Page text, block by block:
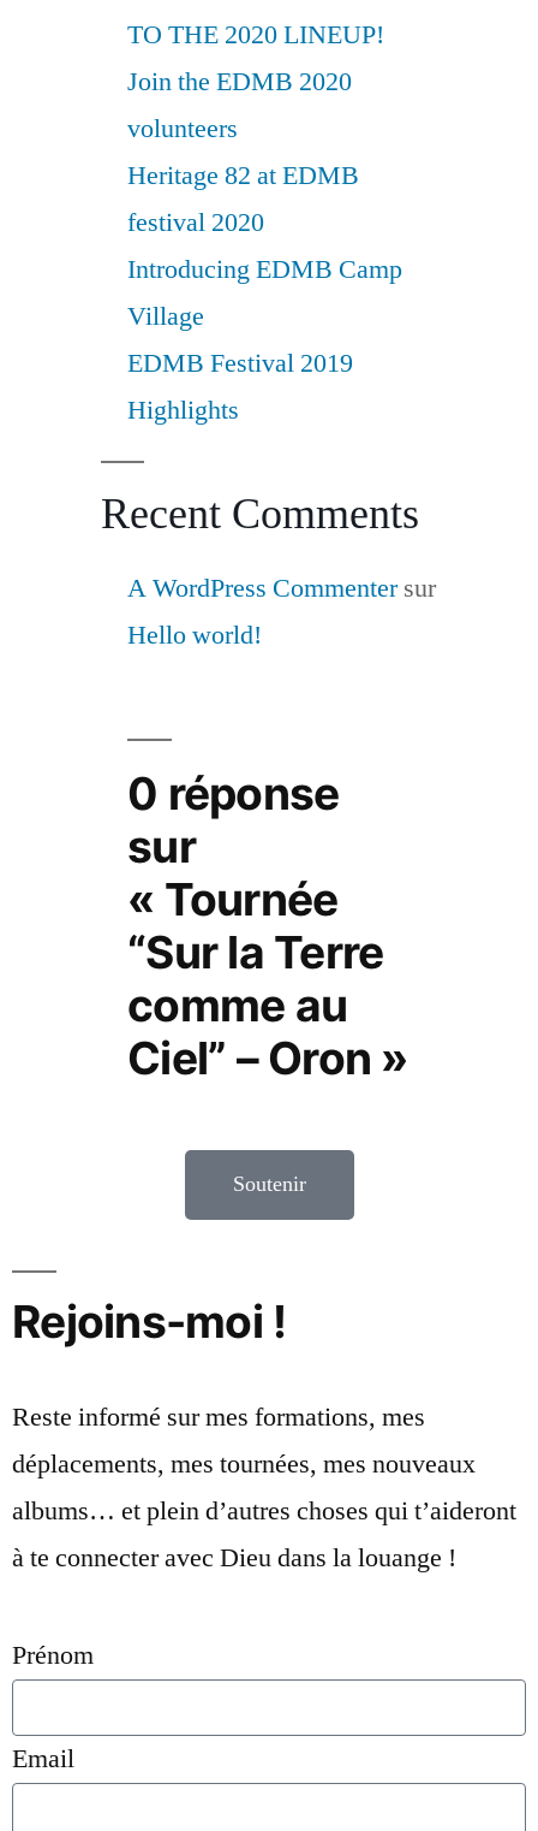
TO THE 2020 LINEUP!
Join the EDMB 2020
volunteers
Heritage 82 at EDMB
festival 2020
Introducing EDMB Camp
Village
EDMB Festival 2019
Highlights
Recent Comments
A WordPress Commentersur
Hello world!
0 réponse
sur
« Tournée
“Sur la Terre
comme au
Ciel” – Oron »
Soutenir
Rejoins-moi !
Reste informé sur mes formations, mes
déplacements, mes tournées, mes nouveaux
albums… et plein d’autres choses qui t’aideront
à te connecter avec Dieu dans la louange !
Prénom
Email